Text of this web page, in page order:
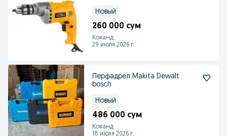
Новый
260 000 сум
Коканд
29 июля 2026 г.
Перфадрел Makita Dewalt
bosch
Новый
486 000 сум
Коканд
18 июля 2026 г.